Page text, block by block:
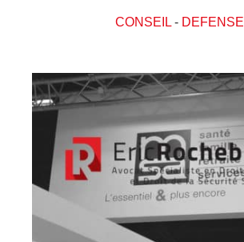
CONSEIL- DEFENSE